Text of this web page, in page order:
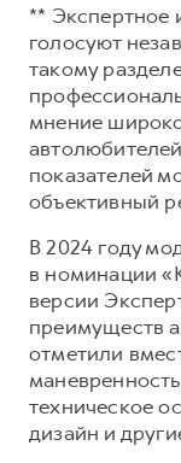
Коллекция
Коллекция
Коллекция
Коллекция
Коллекция
Коллекция
** Экспертное
голосуют
такому
мнение
показателей
объективный
В 2024 году
в номинации
версии
преимуществ
отметили
техническое
дизайн и